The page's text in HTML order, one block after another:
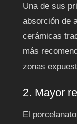
Una de sus
absorción de
cerámicas
más
zonas
2. Mayor
El